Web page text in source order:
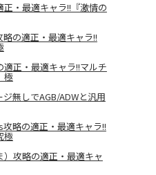
・最適キャラ!!『激情の
の適正・最適キャラ!!
正・最適キャラ!!マルチ
極
無しでAGB/ADWと汎用
略の適正・最適キャラ!!
極
攻略の適正・最適キャ